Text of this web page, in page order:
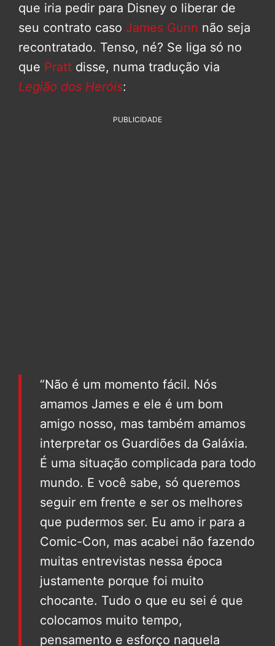
que iria pedir para Disney o liberar de
seu contrato caso James Gunn não seja
recontratado. Tenso, né? Se liga só no
que Pratt disse, numa tradução via
Legião dos Heróis:
PUBLICIDADE
“Não é um momento fácil. Nós
amamos James e ele é um bom
amigo nosso, mas também amamos
interpretar os Guardiões da Galáxia.
É uma situação complicada para todo
mundo. E você sabe, só queremos
seguir em frente e ser os melhores
que pudermos ser. Eu amo ir para a
Comic-Con, mas acabei não fazendo
muitas entrevistas nessa época
justamente porque foi muito
chocante. Tudo o que eu sei é que
colocamos muito tempo,
pensamento e esforço naquela